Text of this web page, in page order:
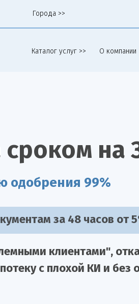
Города >>
Каталог услуг >> О компании
сроком на
одобрения 99%
за 48 часов от
клиентами",
с плохой КИ и без